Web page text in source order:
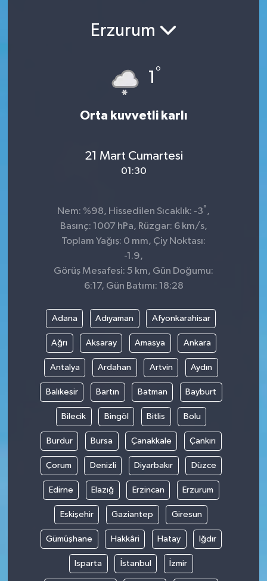
Erzurum
1 °
Orta kuvvetli karlı
21 Mart Cumartesi
01:30
Nem: %98, Hissedilen Sıcaklık: -3° ,
Basınç: 1007 hPa, Rüzgar: 6 km/s,
Toplam Yağış: 0 mm, Çiy Noktası:
-1.9,
Görüş Mesafesi: 5 km, Gün Doğumu:
6:17, Gün Batımı: 18:28
Adana Adıyaman Afyonkarahisar
Ağrı Aksaray Amasya Ankara
Antalya Ardahan Artvin Aydın
Balıkesir Bartın Batman Bayburt
Bilecik Bingöl Bitlis Bolu
Burdur Bursa Çanakkale Çankırı
Çorum Denizli Diyarbakır Düzce
Edirne Elazığ Erzincan Erzurum
Eskişehir Gaziantep Giresun
Gümüşhane Hakkâri Hatay Iğdır
Isparta İstanbul İzmir